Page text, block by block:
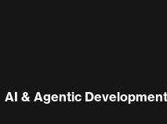
AI & Agentic Development